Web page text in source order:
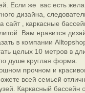
Если же вас есть
дизайна,
сайт , каркасные
Вам нравится
в компании
целых 10 метров в
душе круглая форма.
прочном и
всей семьей
Каркасный бассейн